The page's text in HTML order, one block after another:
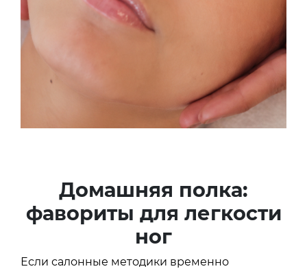
Домашняя полка:
фавориты для легкости
ног
Если салонные методики временно